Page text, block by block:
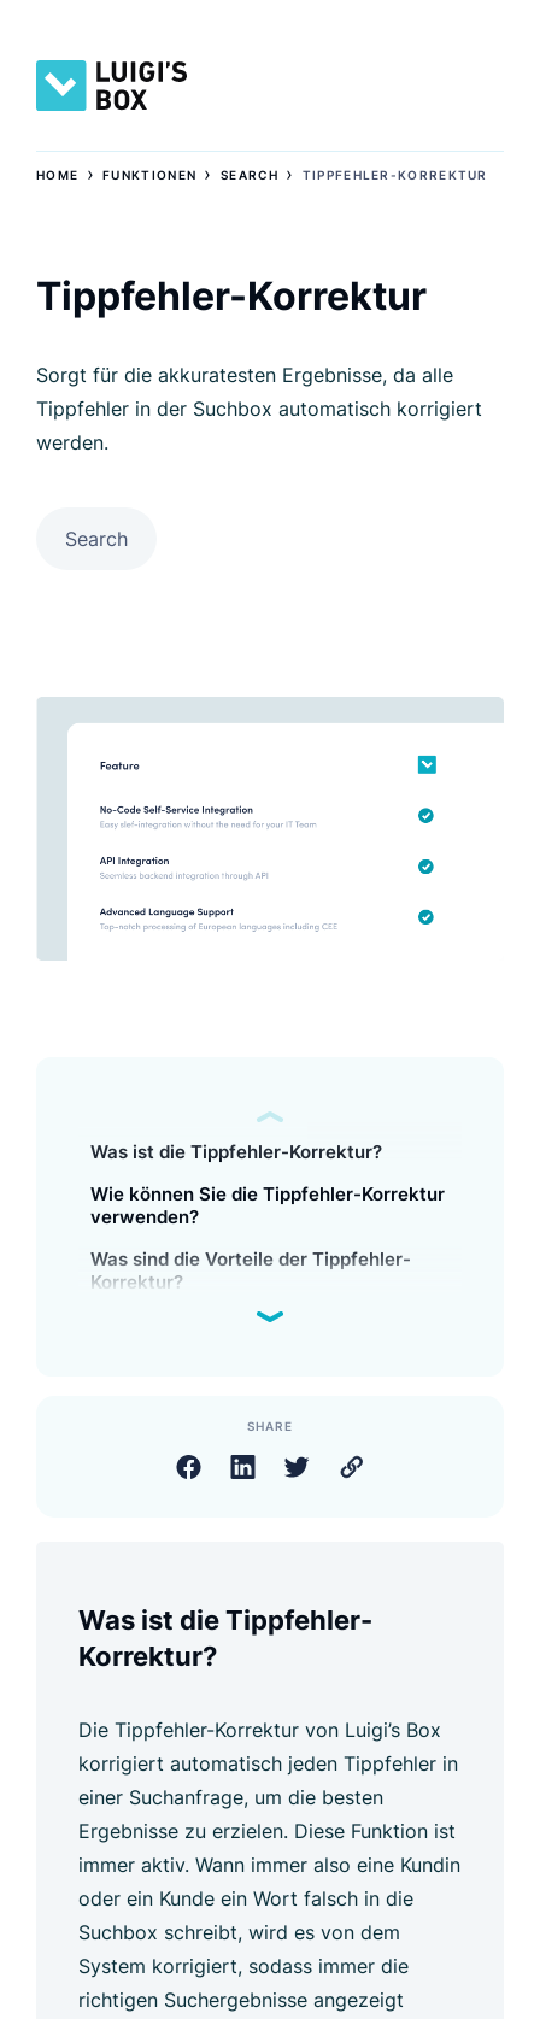
HOME ›FUNKTIONEN ›SEARCH › TIPPFEHLER-KORREKTUR
Tippfehler-Korrektur
Sorgt für die akkuratesten Ergebnisse, da alle
Tippfehler in der Suchbox automatisch korrigiert
werden.
Search
Was ist die Tippfehler-Korrektur?
Wie können Sie die Tippfehler-Korrektur
verwenden?
Was sind die Vorteile der Tippfehler-
Korrektur?
SHARE
Was ist die Tippfehler-
Korrektur?
Die Tippfehler-Korrektur von Luigi’s Box
korrigiert automatisch jeden Tippfehler in
einer Suchanfrage, um die besten
Ergebnisse zu erzielen. Diese Funktion ist
immer aktiv. Wann immer also eine Kundin
oder ein Kunde ein Wort falsch in die
Suchbox schreibt, wird es von dem
System korrigiert, sodass immer die
richtigen Suchergebnisse angezeigt